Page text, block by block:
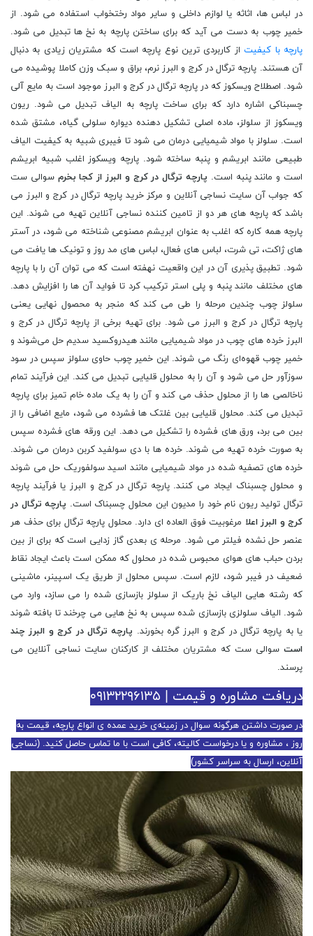
در لباس ها، اثاثه یا لوازم داخلی و سایر مواد رختخواب استفاده می شود. از
خمیر چوب به دست می‌ آید که برای ساختن پارچه به نخ ‌ها تبدیل می ‌شود.
پارچه با کیفیتاز کاربردی ترین نوع پارچه است که مشتریان زیادی به دنبال
آن هستند. پارچه ترگال در کرج و البرز نرم، براق و سبک وزن کاملا پوشیده می
شود. اصطلاح ویسکوز که در پارچه ترگال در کرج و البرز موجود است به مایع آلی
چسبناکی اشاره دارد که برای ساخت پارچه به الیاف تبدیل می شود. ریون
ویسکوز از سلولز، ماده اصلی تشکیل دهنده دیواره سلولی گیاه، مشتق شده
است. سلولز با مواد شیمیایی درمان می شود تا فیبری شبیه به کیفیت الیاف
طبیعی مانند ابریشم و پنبه ساخته شود. پارچه ویسکوز اغلب شبیه ابریشم
است و مانند پنبه است. پارچه ترگال در کرج و البرز از کجا بخرم سوالی ست
که جواب آن سایت نساجی آنلاین و مرکز خرید پارچه ترگال در کرج و البرز می
باشد که پارچه های هر دو از تامین کننده نساجی آنلاین تهیه می شوند. این
پارچه همه کاره که اغلب به عنوان ابریشم مصنوعی شناخته می شود، در آستر
های ژاکت، تی شرت، لباس های فعال، لباس های مد روز و تونیک ها یافت می
شود. تطبیق پذیری آن در این واقعیت نهفته است که می توان آن را با پارچه
های مختلف مانند پنبه و پلی استر ترکیب کرد تا فواید آن ها را افزایش دهد.
سلولز چوب چندین مرحله را طی می کند که منجر به محصول نهایی یعنی
پارچه ترگال در کرج و البرز می شود. برای تهیه برخی از پارچه ترگال در کرج و
البرز خرده‌ های چوب در مواد شیمیایی مانند هیدروکسید سدیم حل می‌شوند و
خمیر چوب قهوه‌ای رنگ می ‌شوند. این خمیر چوب حاوی سلولز سپس در سود
سوزآور حل می شود و آن را به محلول قلیایی تبدیل می کند. این فرآیند تمام
ناخالصی ها را از محلول حذف می کند و آن را به یک ماده خام تمیز برای پارچه
تبدیل می کند. محلول قلیایی بین غلتک ها فشرده می شود، مایع اضافی را از
بین می برد، ورق های فشرده را تشکیل می دهد. این ورقه های فشرده سپس
به صورت خرده تهیه می شوند. خرده ها با دی سولفید کربن درمان می شوند.
خرده های تصفیه شده در مواد شیمیایی مانند اسید سولفوریک حل می شوند
و محلول چسبناک ایجاد می کنند. پارچه ترگال در کرج و البرز یا فرآیند پارچه
ترگال تولید ریون نام خود را مدیون این محلول چسبناک است. پارچه ترگال در
کرج و البرز اعلا مرغوبیت فوق العاده ای دارد. محلول پارچه ترگال برای حذف هر
عنصر حل نشده فیلتر می شود. مرحله ی بعدی گاز زدایی است که برای از بین
بردن حباب های هوای محبوس شده در محلول که ممکن است باعث ایجاد نقاط
ضعیف در فیبر شود، لازم است. سپس محلول از طریق یک اسپینر، ماشینی
که رشته‌ هایی الیاف نخ باریک از سلولز بازسازی‌ شده را می‌ سازد، وارد می
‌شود. الیاف سلولزی بازسازی شده سپس به نخ هایی می چرخند تا بافته شوند
یا به پارچه ترگال در کرج و البرز گره بخورند. پارچه ترگال در کرج و البرز چند
است سوالی ست که مشتریان مختلف از کارکنان سایت نساجی آنلاین می
پرسند.
دریافت مشاوره و قیمت | ۰۹۱۳۲۲۹۶۱۳۵
در صورت داشتن هرگونه سوال در زمینه‌ی خرید عمده ی انواع پارچه، قیمت به
روز ، مشاوره و یا درخواست کالیته، کافی است با ما تماس حاصل کنید. (نساجی
آنلاین، ارسال به سراسر کشور)